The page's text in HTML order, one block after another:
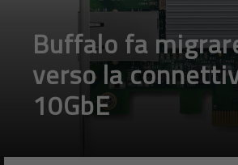
Buffalo fa
verso la
10GbE